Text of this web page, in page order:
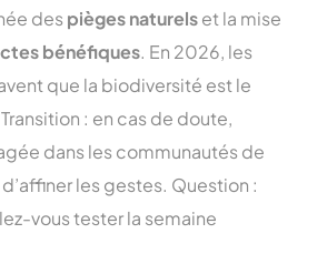
despièges naturelset la mise
bénéfiques. En 2026, les
que la biodiversité est le
: en cas de doute,
dans les communautés de
les gestes. Question :
vous tester la semaine